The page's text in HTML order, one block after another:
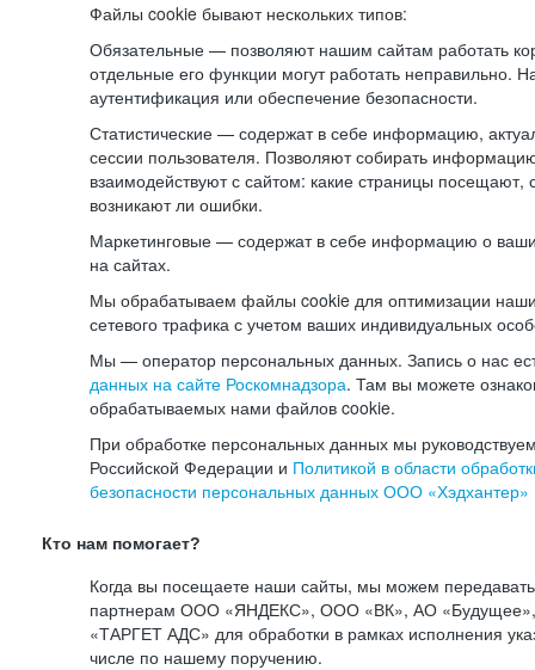
Файлы cookie бывают нескольких типов:
Обязательные — позволяют нашим сайтам работать
отдельные его функции могут работать неправильно.
аутентификация или обеспечение безопасности.
Статистические — содержат в себе информацию,
сессии пользователя. Позволяют собирать
взаимодействуют с сайтом: какие страницы посещают,
возникают ли ошибки.
Маркетинговые — содержат в себе информацию о
на сайтах.
Мы обрабатываем файлы cookie для оптимизации
сетевого трафика с учетом ваших индивидуальных
Мы — оператор персональных данных. Запись о нас
данных на сайте Роскомнадзора. Там вы можете
обрабатываемых нами файлов cookie.
При обработке персональных данных мы
Российской Федерации и Политикой в области
безопасности персональных данных ООО «Хэдхантер»
Кто нам помогает?
Когда вы посещаете наши сайты, мы можем
партнерам ООО «ЯНДЕКС», ООО «ВК», АО
«ТАРГЕТ АДС» для обработки в рамках исполнения
числе по нашему поручению.